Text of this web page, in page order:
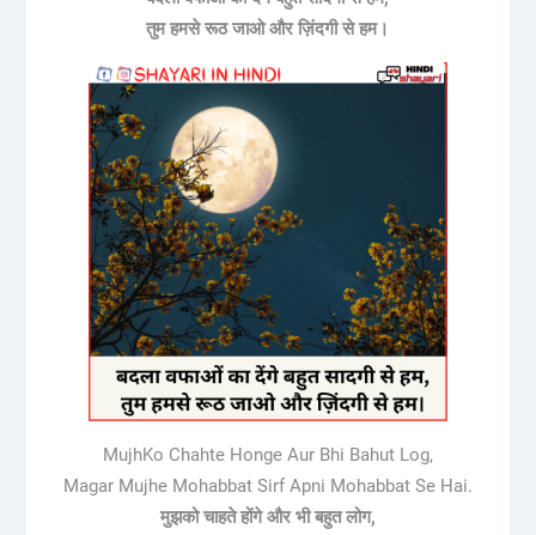
तुम हमसे रूठ जाओ और ज़िंदगी से हम।
MujhKo Chahte Honge Aur Bhi Bahut Log,
Magar Mujhe Mohabbat Sirf Apni Mohabbat Se Hai.
मुझको चाहते होंगे और भी बहुत लोग,